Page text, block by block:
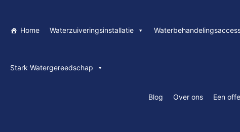
Home Waterzuiveringsinstallatie
Stark Watergereedschap
Blog Over ons Een